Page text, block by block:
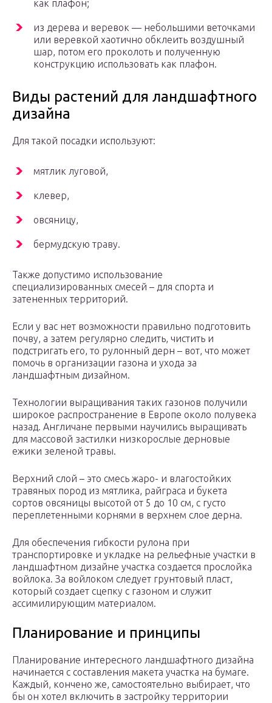
как плафон;
из дерева и веревок — небольшими веточками
или веревкой хаотично обклеить воздушный
шар, потом его проколоть и полученную
конструкцию использовать как плафон.
Виды растений для ландшафтного
дизайна
Для такой посадки используют:
мятлик луговой,
клевер,
овсяницу,
бермудскую траву.
Также допустимо использование
специализированных смесей – для спорта и
затененных территорий.
Если у вас нет возможности правильно подготовить
почву, а затем регулярно следить, чистить и
подстригать его, то рулонный дерн – вот, что может
помочь в организации газона и ухода за
ландшафтным дизайном.
Технологии выращивания таких газонов получили
широкое распространение в Европе около полувека
назад. Англичане первыми научились выращивать
для массовой застилки низкорослые дерновые
ежики зеленой травы.
Верхний слой – это смесь жаро- и влагостойких
травяных пород из мятлика, райграса и букета
сортов овсяницы высотой от 5 до 10 см, с густо
переплетенными корнями в верхнем слое дерна.
Для обеспечения гибкости рулона при
транспортировке и укладке на рельефные участки в
ландшафтном дизайне участка создается прослойка
войлока. За войлоком следует грунтовый пласт,
который создает сцепку с газоном и служит
ассимилирующим материалом.
Планирование и принципы
Планирование интересного ландшафтного дизайна
начинается с составления макета участка на бумаге.
Каждый, кончено же, самостоятельно выбирает, что
бы он хотел включить в застройку территории